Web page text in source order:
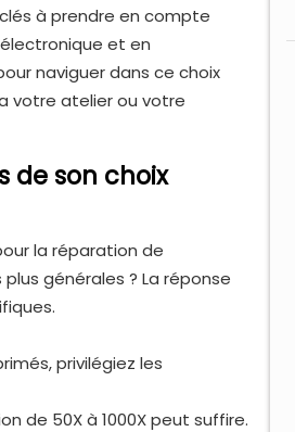
à prendre en compte
et en
naviguer dans ce choix
votre atelier ou votre
de son choix
la réparation de
générales ? La réponse
privilégiez les
de 50X à 1000X peut suffire.